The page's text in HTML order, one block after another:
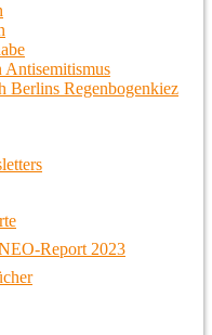
Berlins Regenbogenkiez
Report 2023